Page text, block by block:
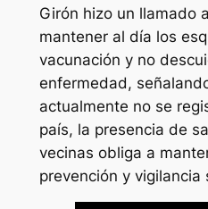
Girón hizo un llamado
mantener al día los
vacunación y no
enfermedad,
actualmente no se
país, la presencia de
vecinas obliga a
prevención y vigilancia